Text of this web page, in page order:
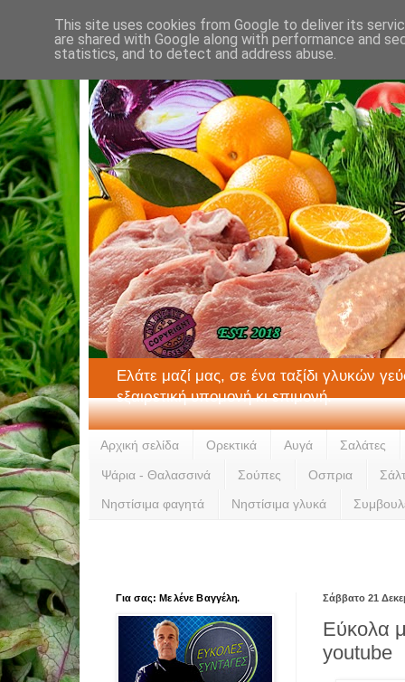
Ελάτε μαζί μας, σε ένα ταξίδι γλυκών
εξαιρετική υπομονή κι επιμονή.
Αρχική σελίδα Ορεκτικά Αυγά Σαλάτες
Ψάρια - Θαλασσινά Σούπες Οσπρια
Νηστίσιμα φαγητά Νηστίσιμα γλυκά
Σάββατο 21
Εύκολα
youtube
Για σας: Με λένε Βαγγέλη.
This site uses cookies from Google to deliver its
are shared with Google along with performance and
statistics, and to detect and address abuse.